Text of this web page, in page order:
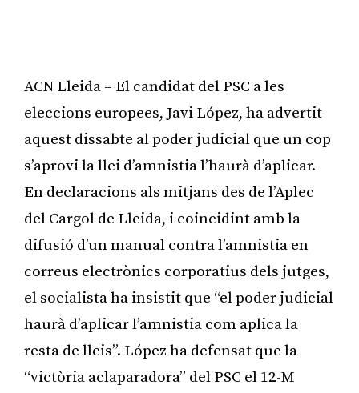
ACN Lleida – El candidat del PSC a les
eleccions europees, Javi López, ha advertit
aquest dissabte al poder judicial que un cop
s’aprovi la llei d’amnistia l’haurà d’aplicar.
En declaracions als mitjans des de l’Aplec
del Cargol de Lleida, i coincidint amb la
difusió d’un manual contra l’amnistia en
correus electrònics corporatius dels jutges,
el socialista ha insistit que “el poder judicial
haurà d’aplicar l’amnistia com aplica la
resta de lleis”. López ha defensat que la
“victòria aclaparadora” del PSC el 12-M